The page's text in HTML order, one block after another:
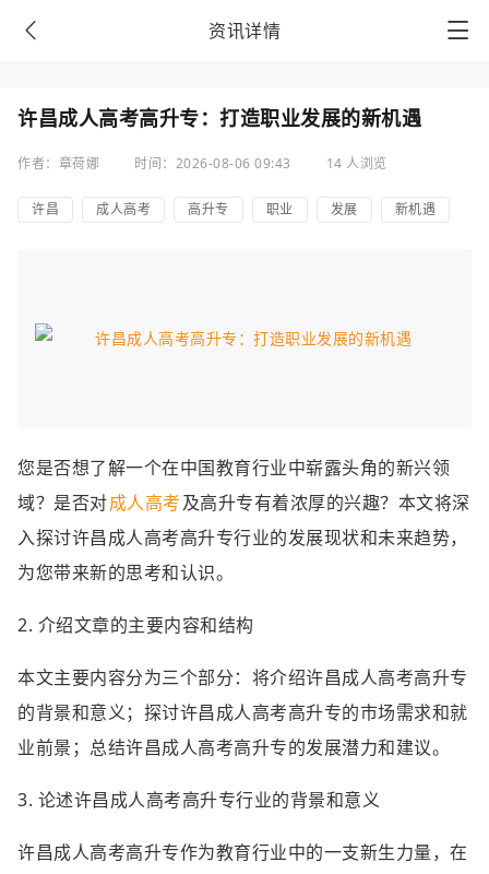
资讯详情
许昌成人高考高升专：打造职业发展的新机遇
作者：章荷娜 时间：2026-08-06 09:43 14 人浏览
许昌 成人高考 高升专 职业 发展 新机遇
您是否想了解一个在中国教育行业中崭露头角的新兴领
域？是否对成人高考及高升专有着浓厚的兴趣？本文将深
入探讨许昌成人高考高升专行业的发展现状和未来趋势，
为您带来新的思考和认识。
2. 介绍文章的主要内容和结构
本文主要内容分为三个部分：将介绍许昌成人高考高升专
的背景和意义；探讨许昌成人高考高升专的市场需求和就
业前景；总结许昌成人高考高升专的发展潜力和建议。
3. 论述许昌成人高考高升专行业的背景和意义
许昌成人高考高升专作为教育行业中的一支新生力量，在